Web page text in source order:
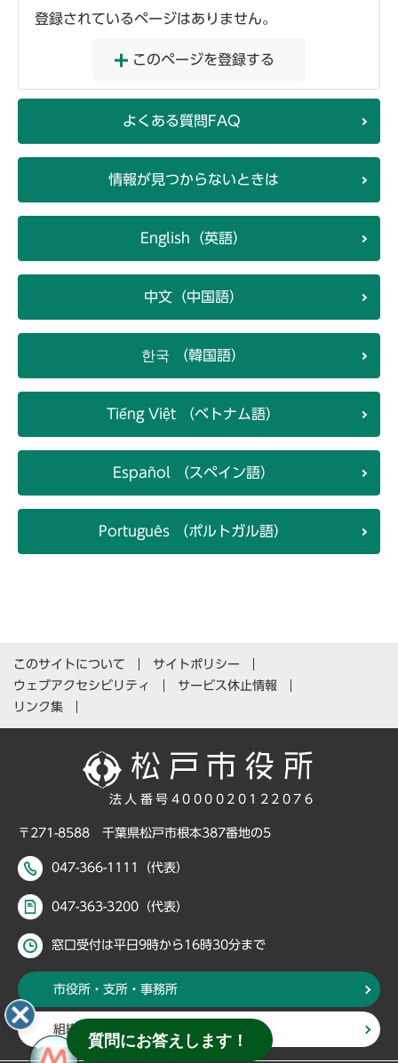
登録されているページはありません。
このページを登録する
よくある質問FAQ
情報が見つからないときは
English（英語）
中文（中国語）
한국 （韓国語）
Tiếng Việt （ベトナム語）
Español （スペイン語）
Português （ポルトガル語）
このサイトについて
サイトポリシー
ウェブアクセシビリティ
サービス休止情報
リンク集
法人番号4000020122076
〒271-8588 千葉県松戸市根本387番地の5
047-366-1111（代表）
047-363-3200（代表）
窓口受付は平日9時から16時30分まで
市役所・支所・事務所
組織・部署から探す
質問にお答えします！